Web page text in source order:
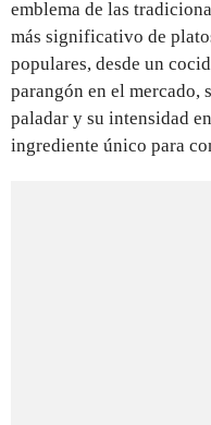
emblema de las
más significativo de
populares, desde un
parangón en el mercado,
paladar y su intensidad
ingrediente único para